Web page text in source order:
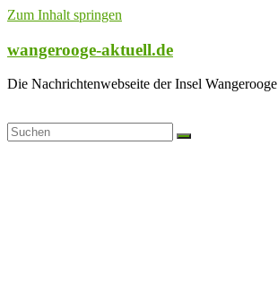
Zum Inhalt springen
wangerooge-aktuell.de
Die Nachrichtenwebseite der Insel Wangerooge